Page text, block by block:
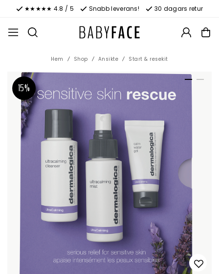
★★★★★ 4.8 / 5 Snabb leverans! 30 dagars retur
Hem Shop Ansikte Start & resekit
15%